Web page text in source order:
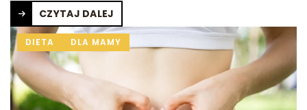
CZYTAJ DALEJ
DIETA DLA MAMY